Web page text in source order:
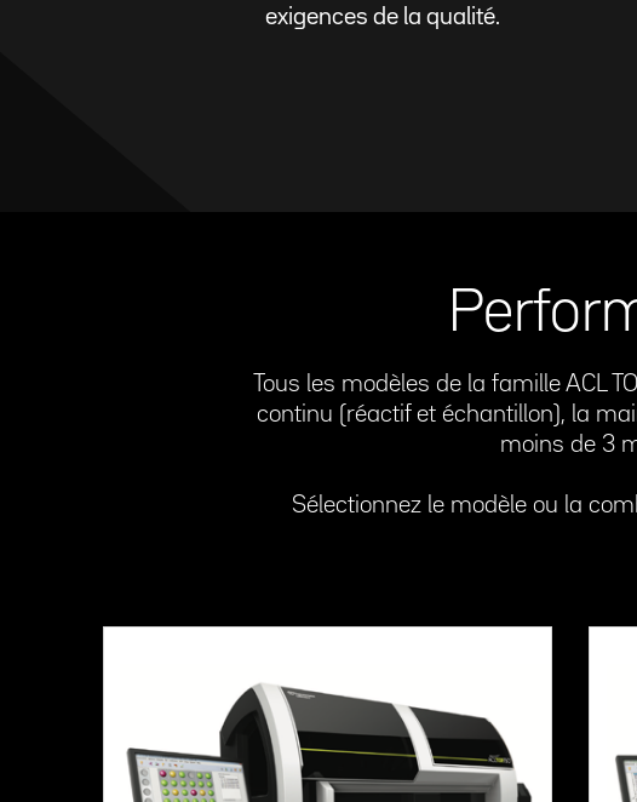
exigences de la qualité.
Tous les modèles de la famille ACL
continu (réactif et échantillon), la
moins de 3
Sélectionnez le modèle ou la